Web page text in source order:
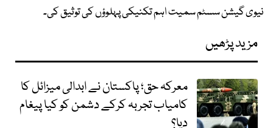
نیوی گیشن سسٹم سمیت اہم تکنیکی پہلوؤں کی توثیق کی۔
مزید پڑھیں
معرکہ حق؛ پاکستان نے ابدالی میزائل کا
کامیاب تجربہ کرکے دشمن کو کیا پیغام
دیا؟